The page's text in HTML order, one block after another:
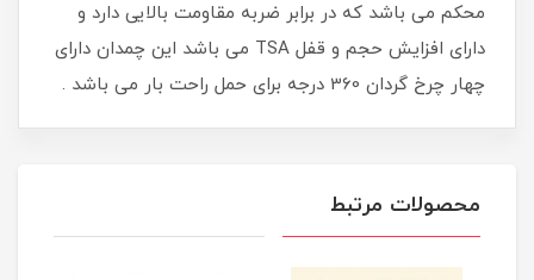
محکم می باشد که در برابر ضربه مقاومت بالایی دارد و
دارای افزایش حجم و قفل TSA می باشد این چمدان دارای
چهار چرخ گردان 360 درجه برای حمل راحت بار می باشد .
محصولات مرتبط